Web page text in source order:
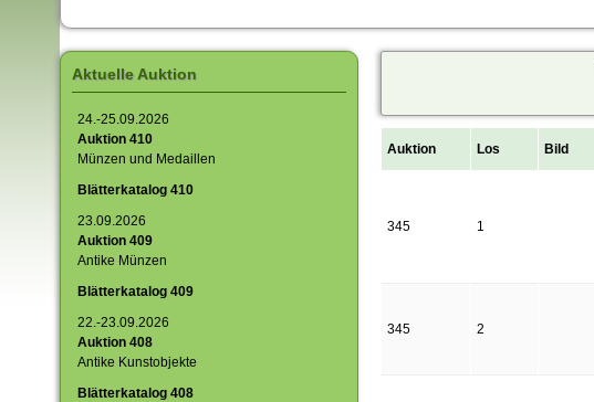
Aktuelle Auktion
24.-25.09.2026
Auktion 410
Münzen und Medaillen
Blätterkatalog 410
23.09.2026
Auktion 409
Antike Münzen
Blätterkatalog 409
22.-23.09.2026
Auktion 408
Antike Kunstobjekte
Blätterkatalog 408
Auktion Los Bild
345 1
345 2